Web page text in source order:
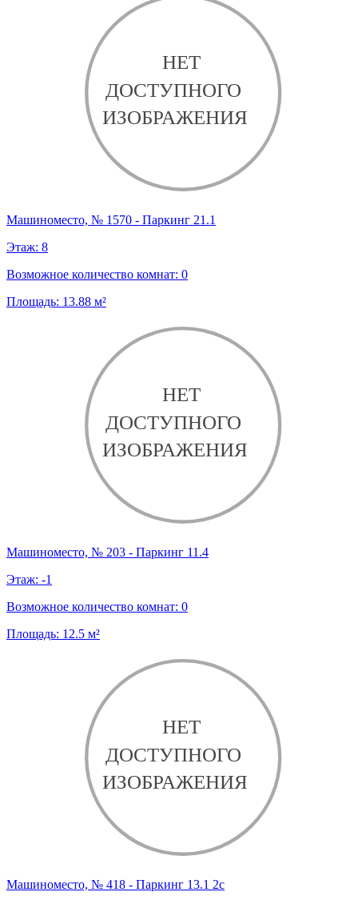
Машиноместо, № 1570 - Паркинг 21.1
Этаж: 8
Возможное количество комнат: 0
Площадь: 13.88 м²
Машиноместо, № 203 - Паркинг 11.4
Этаж: -1
Возможное количество комнат: 0
Площадь: 12.5 м²
Машиноместо, № 418 - Паркинг 13.1 2с